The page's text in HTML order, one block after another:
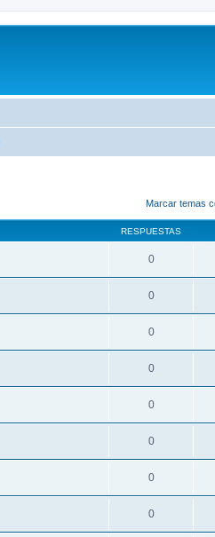
Marcar temas
RESPUESTAS
0
0
0
0
0
0
0
0